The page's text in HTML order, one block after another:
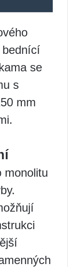
bednící
se
s
mm
monolitu